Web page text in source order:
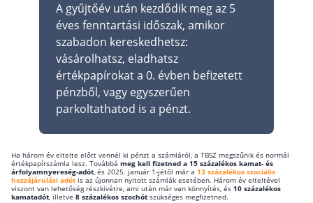
A gyűjtőév után kezdődik meg az 5
éves fenntartási időszak, amikor
szabadon kereskedhetsz:
vásárolhatsz, eladhatsz
értékpapírokat a 0. évben befizetett
pénzből, vagy egyszerűen
parkoltathatod is a pénzt.
Ha három év eltelte előtt vennél ki pénzt a számláról, a TBSZ megszűnik és normál
értékpapírszámla lesz. Továbbá meg kell fizetned a 15 százalékos kamat- és
árfolyamnyereség-adót, és 2025. január 1-jétől már a 13 százalékos szociális
hozzájárulási adót is az újonnan nyitott számlák esetében. Három év elteltével
viszont van lehetőség részkivétre, ami után már van könnyítés, és 10 százalékos
kamatadót, illetve 8 százalékos szochót szükséges megfizetned.